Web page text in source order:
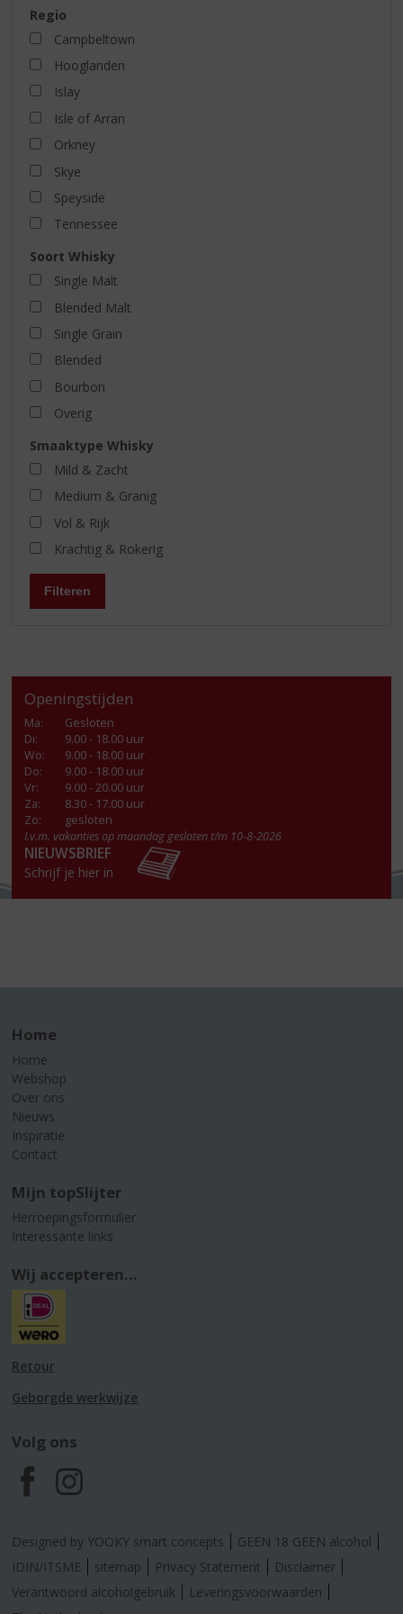
Regio
Campbeltown
Hooglanden
Islay
Isle of Arran
Orkney
Skye
Speyside
Tennessee
Soort Whisky
Single Malt
Blended Malt
Single Grain
Blended
Bourbon
Overig
Smaaktype Whisky
Mild & Zacht
Medium & Granig
Vol & Rijk
Krachtig & Rokerig
Filteren
Openingstijden
Ma:
Gesloten
Di:
9.00 - 18.00 uur
Wo:
9.00 - 18.00 uur
Do:
9.00 - 18.00 uur
Vr:
9.00 - 20.00 uur
Za:
8.30 - 17.00 uur
Zo:
gesloten
I.v.m. vakanties op maandag gesloten t/m 10-8-2026
NIEUWSBRIEF
Schrijf je hier in
Home
Home
Webshop
Over ons
Nieuws
Inspiratie
Contact
Mijn topSlijter
Herroepingsformulier
Interessante links
Wij accepteren...
Retour
Geborgde werkwijze
Volg ons
F
a
c
I
n
s
Designed by YOOKY smart concepts
GEEN 18 GEEN alcohol
IDIN/ITSME
sitemap Privacy Statement
Disclaimer
Verantwoord alcoholgebruik
Leveringsvoorwaarden